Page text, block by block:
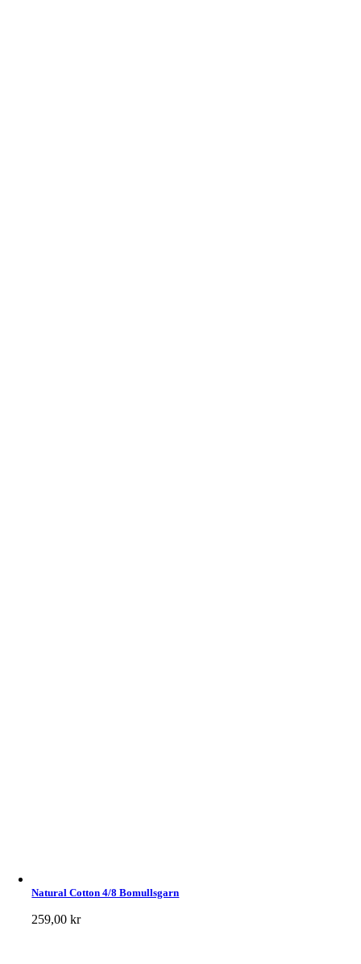
Natural Cotton 4/8 Bomullsgarn
259,00kr